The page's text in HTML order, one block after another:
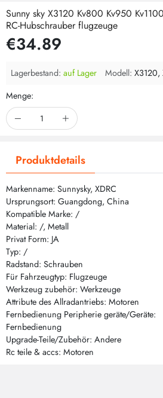
Sunny sky X3120 Kv800 Kv950
RC-Hubschrauber flugzeuge
€34.89
Lagerbestand: auf Lager Modell: X3120,
Menge:
Produktdetails
Markenname: Sunnysky, XDRC
Ursprungsort: Guangdong, China
Kompatible Marke: /
Material: /, Metall
Privat Form: JA
Typ: /
Radstand: Schrauben
Für Fahrzeugtyp: Flugzeuge
Werkzeug zubehör: Werkzeuge
Attribute des Allradantriebs: Motoren
Fernbedienung Peripherie geräte/Geräte:
Fernbedienung
Upgrade-Teile/Zubehör: Andere
Rc teile & accs: Motoren